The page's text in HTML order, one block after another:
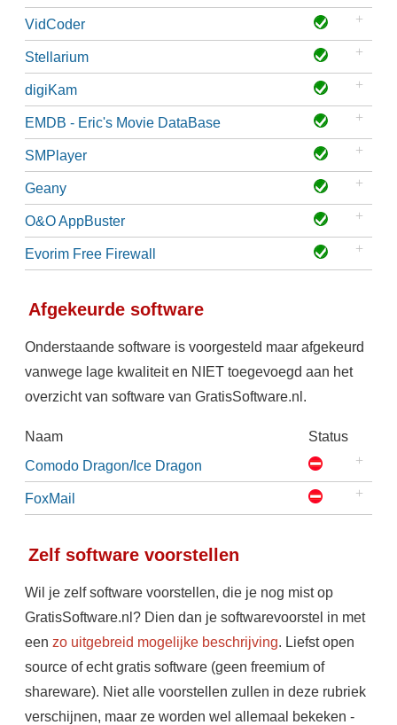
VidCoder
Stellarium
digiKam
EMDB - Eric's Movie DataBase
SMPlayer
Geany
O&O AppBuster
Evorim Free Firewall
Afgekeurde software
Onderstaande software is voorgesteld maar afgekeurd
vanwege lage kwaliteit en NIET toegevoegd aan het
overzicht van software van GratisSoftware.nl.
Naam Status
Comodo Dragon/Ice Dragon
FoxMail
Zelf software voorstellen
Wil je zelf software voorstellen, die je nog mist op
GratisSoftware.nl? Dien dan je softwarevoorstel in met
een zo uitgebreid mogelijke beschrijving. Liefst open
source of echt gratis software (geen freemium of
shareware). Niet alle voorstellen zullen in deze rubriek
verschijnen, maar ze worden wel allemaal bekeken -